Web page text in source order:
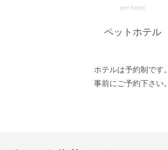
pet hotel
ペットホテル
ホテルは予約制です。
事前にご予約下さい。